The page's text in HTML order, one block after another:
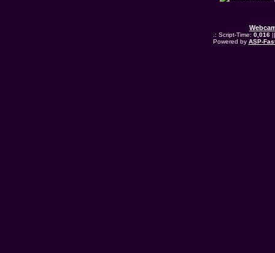
.: Script-Time: 0,016||
Powered by ASP-